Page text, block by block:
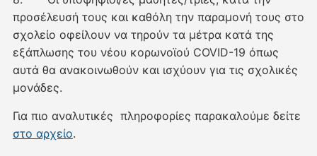
προσέλευσή τους και καθόλη την παραμονή τους στο
σχολείο οφείλουν να τηρούν τα μέτρα κατά της
εξάπλωσης του νέου κορωνοϊού COVID-19 όπως
αυτά θα ανακοινωθούν και ισχύουν για τις σχολικές
μονάδες.
Για πιο αναλυτικές πληροφορίες παρακαλούμε δείτε
στο αρχείο.